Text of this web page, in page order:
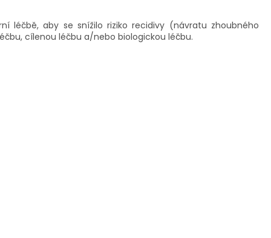
léčbě, aby se snížilo riziko recidivy (návratu zhoubného
cílenou léčbu a/nebo biologickou léčbu.